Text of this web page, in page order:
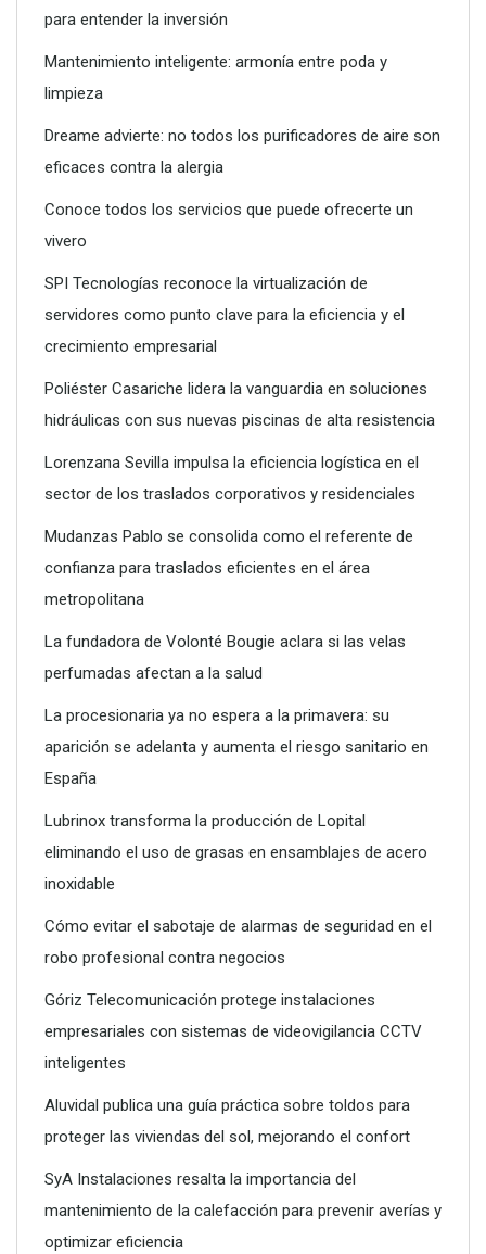
Conoce todos los servicios que puede ofrecerte un vivero
como punto clave para la eficiencia y el crecimiento
empresarial
Poliéster Casariche lidera la vanguardia en soluciones
hidráulicas con sus nuevas piscinas de alta resistencia
para entender la inversión
Mantenimiento inteligente: armonía entre poda y
limpieza
Dreame advierte: no todos los purificadores de aire son
eficaces contra la alergia
Conoce todos los servicios que puede ofrecerte un
vivero
SPI Tecnologías reconoce la virtualización de
servidores como punto clave para la eficiencia y el
crecimiento empresarial
Poliéster Casariche lidera la vanguardia en soluciones
hidráulicas con sus nuevas piscinas de alta resistencia
Lorenzana Sevilla impulsa la eficiencia logística en el
sector de los traslados corporativos y residenciales
Mudanzas Pablo se consolida como el referente de
confianza para traslados eficientes en el área
metropolitana
La fundadora de Volonté Bougie aclara si las velas
perfumadas afectan a la salud
La procesionaria ya no espera a la primavera: su
aparición se adelanta y aumenta el riesgo sanitario en
España
Lubrinox transforma la producción de Lopital
eliminando el uso de grasas en ensamblajes de acero
inoxidable
Cómo evitar el sabotaje de alarmas de seguridad en el
robo profesional contra negocios
Góriz Telecomunicación protege instalaciones
empresariales con sistemas de videovigilancia CCTV
inteligentes
Aluvidal publica una guía práctica sobre toldos para
proteger las viviendas del sol, mejorando el confort
SyA Instalaciones resalta la importancia del
mantenimiento de la calefacción para prevenir averías y
optimizar eficiencia